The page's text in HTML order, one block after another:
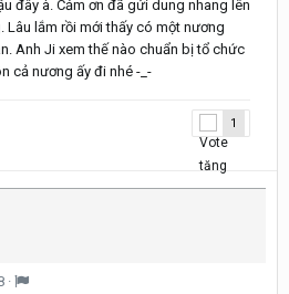
đây à. Cảm ơn đã gửi dung nhang lên
lắm rồi mới thấy có một nương
Anh Ji xem thế nào chuẩn bị tổ chức
cả nương ấy đi nhé -_-
1
·